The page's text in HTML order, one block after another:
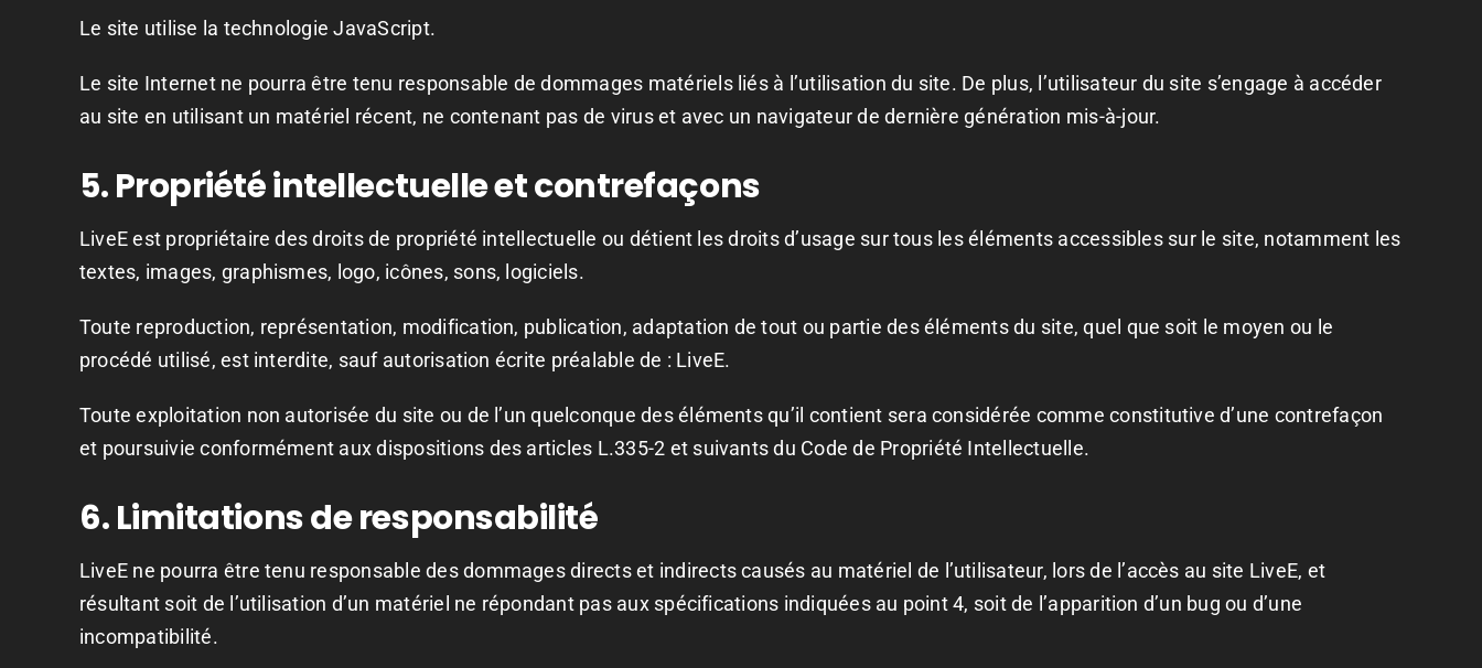
Le site utilise la technologie JavaScript.
Le site Internet ne pourra être tenu responsable de dommages matériels liés à l’utilisation du site. De plus, l’utilisateur du site s’engage à accéder
au site en utilisant un matériel récent, ne contenant pas de virus et avec un navigateur de dernière génération mis-à-jour.
5. Propriété intellectuelle et contrefaçons
LiveE est propriétaire des droits de propriété intellectuelle ou détient les droits d’usage sur tous les éléments accessibles sur le site, notamment les
textes, images, graphismes, logo, icônes, sons, logiciels.
Toute reproduction, représentation, modification, publication, adaptation de tout ou partie des éléments du site, quel que soit le moyen ou le
procédé utilisé, est interdite, sauf autorisation écrite préalable de : LiveE.
Toute exploitation non autorisée du site ou de l’un quelconque des éléments qu’il contient sera considérée comme constitutive d’une contrefaçon
et poursuivie conformément aux dispositions des articles L.335-2 et suivants du Code de Propriété Intellectuelle.
6. Limitations de responsabilité
LiveE ne pourra être tenu responsable des dommages directs et indirects causés au matériel de l’utilisateur, lors de l’accès au site LiveE, et
résultant soit de l’utilisation d’un matériel ne répondant pas aux spécifications indiquées au point 4, soit de l’apparition d’un bug ou d’une
incompatibilité.